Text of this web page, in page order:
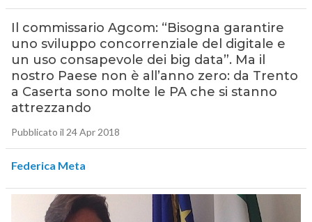
Il commissario Agcom: “Bisogna garantire
uno sviluppo concorrenziale del digitale e
un uso consapevole dei big data”. Ma il
nostro Paese non è all’anno zero: da Trento
a Caserta sono molte le PA che si stanno
attrezzando
Pubblicato il 24 Apr 2018
Federica Meta